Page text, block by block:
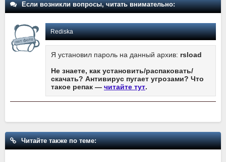
Если возникли вопросы, читать внимательно:
Rediska
Я установил пароль на данный архив: rsload
Не знаете, как установить/распаковать/
скачать? Антивирус пугает угрозами? Что
такое репак — читайте тут.
Читайте также по теме: